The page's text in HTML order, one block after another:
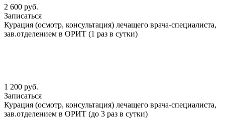
2 600 руб.
Записаться
Курация (осмотр, консультация) лечащего врача-специалиста,
зав.отделением в ОРИТ (1 раз в сутки)
1 200 руб.
Записаться
Курация (осмотр, консультация) лечащего врача-специалиста,
зав.отделением в ОРИТ (до 3 раз в сутки)